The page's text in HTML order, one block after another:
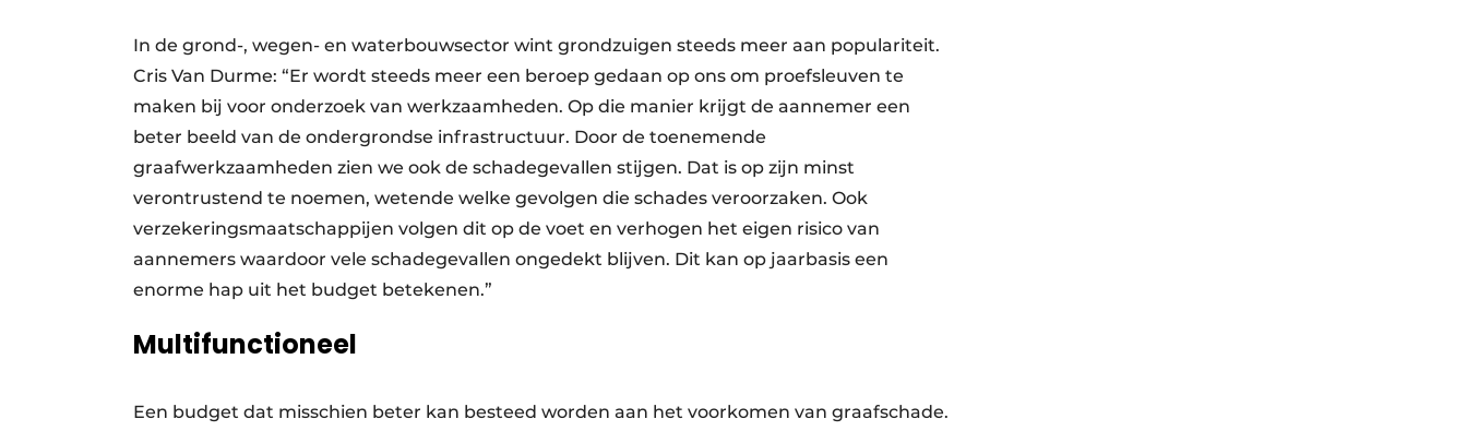
In de grond-, wegen- en waterbouwsector wint grondzuigen steeds meer aan populariteit.
Cris Van Durme: “Er wordt steeds meer een beroep gedaan op ons om proefsleuven te
maken bij voor onderzoek van werkzaamheden. Op die manier krijgt de aannemer een
beter beeld van de ondergrondse infrastructuur. Door de toenemende
graafwerkzaamheden zien we ook de schadegevallen stijgen. Dat is op zijn minst
verontrustend te noemen, wetende welke gevolgen die schades veroorzaken. Ook
verzekeringsmaatschappijen volgen dit op de voet en verhogen het eigen risico van
aannemers waardoor vele schadegevallen ongedekt blijven. Dit kan op jaarbasis een
enorme hap uit het budget betekenen.”
Multifunctioneel
Een budget dat misschien beter kan besteed worden aan het voorkomen van graafschade.